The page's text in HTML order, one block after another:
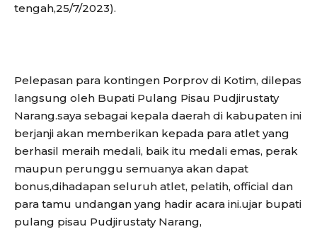
tengah,25/7/2023).
Pelepasan para kontingen Porprov di Kotim, dilepas
langsung oleh Bupati Pulang Pisau Pudjirustaty
Narang.saya sebagai kepala daerah di kabupaten ini
berjanji akan memberikan kepada para atlet yang
berhasil meraih medali, baik itu medali emas, perak
maupun perunggu semuanya akan dapat
bonus,dihadapan seluruh atlet, pelatih, official dan
para tamu undangan yang hadir acara ini.ujar bupati
pulang pisau Pudjirustaty Narang,